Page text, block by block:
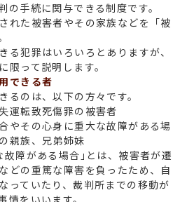
の手続に関与できる制度です。
れた被害者やその家族などを「被
る犯罪はいろいろとありますが、
限って説明します。
できる者
るのは、以下の方々です。
運転致死傷罪の被害者
やその心身に重大な故障がある場
親族、兄弟姉妹
障がある場合｣とは、被害者が遷
どの重篤な障害を負ったため、自
っていたり、裁判所までの移動が